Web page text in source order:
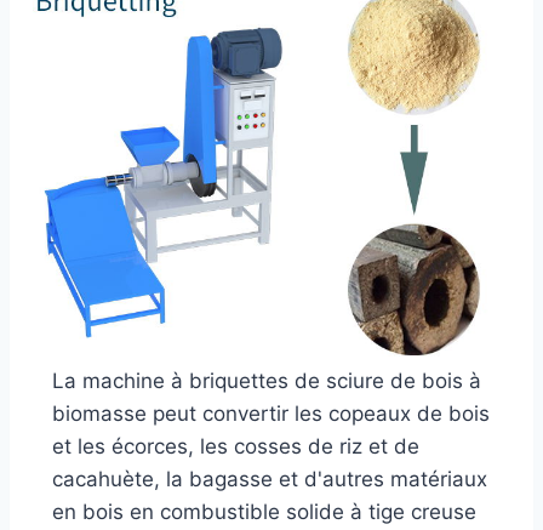
La machine à briquettes de sciure de bois à
biomasse peut convertir les copeaux de bois
et les écorces, les cosses de riz et de
cacahuète, la bagasse et d'autres matériaux
en bois en combustible solide à tige creuse